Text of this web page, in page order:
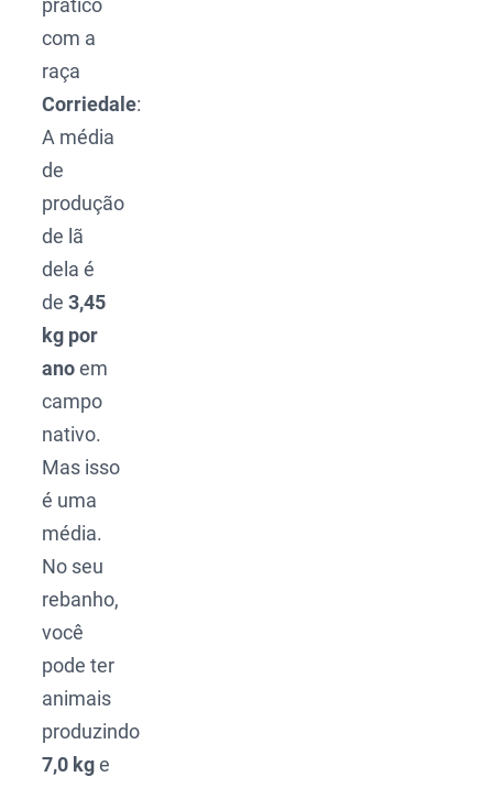
prático
com a
raça
Corriedale:
A média
de
produção
de lã
dela é
de3,45
kg por
anoem
campo
nativo.
Mas isso
é uma
média.
No seu
rebanho,
você
pode ter
animais
produzindo
7,0 kge